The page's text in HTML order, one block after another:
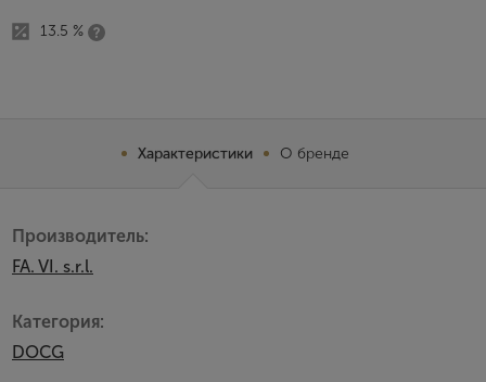
13.5 %
Характеристики О бренде
Производитель:
FA. VI. s.r.l.
Категория:
DOCG